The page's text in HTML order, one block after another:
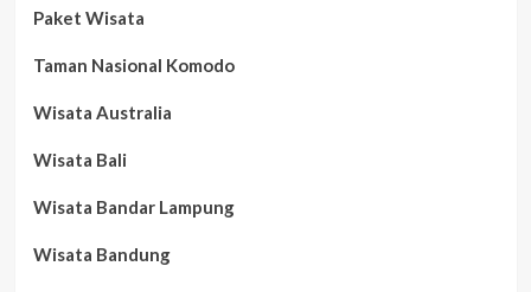
Paket Wisata
Taman Nasional Komodo
Wisata Australia
Wisata Bali
Wisata Bandar Lampung
Wisata Bandung